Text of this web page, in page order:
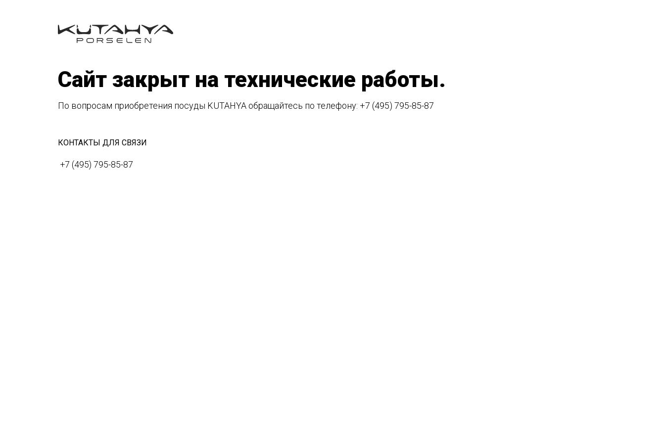
Сайт закрыт на технические работы.
По вопросам приобретения посуды KUTAHYA обращайтесь по телефону: +7 (495) 795-85-87
КОНТАКТЫ ДЛЯ СВЯЗИ
+7 (495) 795-85-87